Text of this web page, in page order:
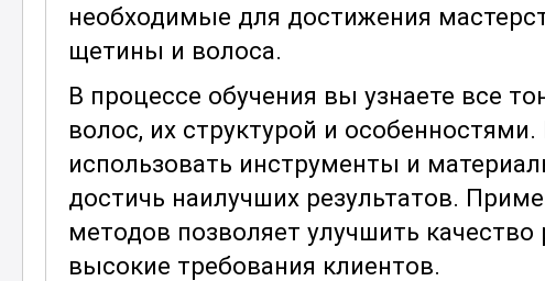
необходимые для достижения
щетины и волоса.
В процессе обучения вы узнаете все
волос, их структурой и
использовать инструменты и
достичь наилучших результатов.
методов позволяет улучшить
высокие требования клиентов.